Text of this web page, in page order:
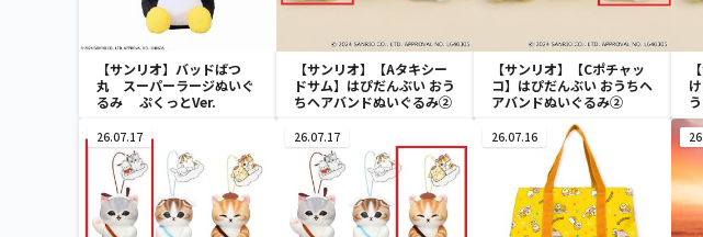
【サンリオ】バッドばつ
丸 スーパーラージぬいぐ
るみ ぷくっとVer.
【サンリオ】【Aタキシー
ドサム】はぴだんぶい おう
ちヘアバンドぬいぐるみ②
【サンリオ】【Cポチャッ
コ】はぴだんぶい おうちヘ
アバンドぬいぐるみ②
②
26.07.17 26.07.17 26.07.16